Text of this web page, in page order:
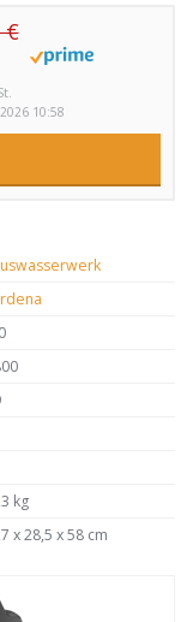
€
10:58
kg
x 28,5 x 58 cm